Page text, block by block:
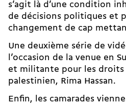
s’agit là d’une condition
de décisions politiques et
changement de cap
Une deuxième série de
l’occasion de la venue en
et militante pour les droits
palestinien, Rima Hassan.
Enfin, les camarades